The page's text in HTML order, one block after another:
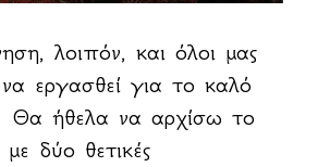
λοιπόν, και όλοι μας
εργασθεί για το καλό
Θα ήθελα να αρχίσω το
δύο θετικές